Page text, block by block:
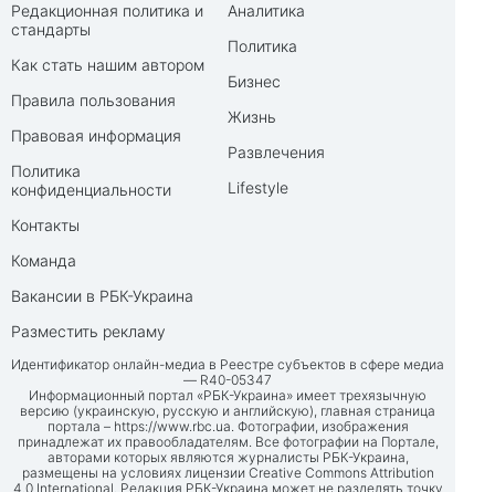
Редакционная политика и
стандарты
Как стать нашим автором
Правила пользования
Правовая информация
Политика
конфиденциальности
Контакты
Команда
Вакансии в РБК-Украина
Разместить рекламу
Аналитика
Политика
Бизнес
Жизнь
Развлечения
Lifestyle
Идентификатор онлайн-медиа в Реестре субъектов в сфере медиа
— R40-05347
Информационный портал «РБК-Украина» имеет трехязычную
версию (украинскую, русскую и английскую), главная страница
портала – https://www.rbc.ua. Фотографии, изображения
принадлежат их правообладателям. Все фотографии на Портале,
авторами которых являются журналисты РБК-Украина,
размещены на условиях лицензии Creative Commons Attribution
4.0 International. Редакция РБК-Украина может не разделять точку